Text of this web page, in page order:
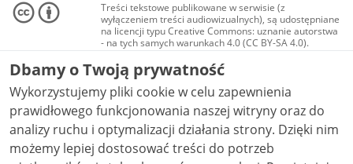
Treści tekstowe publikowane w serwisie (z
wyłączeniem treści audiowizualnych), są udostępniane
na licencji typu Creative Commons: uznanie autorstwa
- na tych samych warunkach 4.0 (CC BY-SA 4.0).
Materiały audiowizualne, w tym zdjęcia, materiały
audio i wideo, są udostępniane na licencji typu
Creative Commons: uznanie autorstwa użycie
niekomercyjne - bez utworów zależnych 4.0 (CC BY-
NC-ND 4.0), o ile nie jest to stwierdzone inaczej.
Dbamy o Twoją prywatność
Wykorzystujemy pliki cookie w celu zapewnienia
prawidłowego funkcjonowania naszej witryny oraz do
analizy ruchu i optymalizacji działania strony. Dzięki nim
możemy lepiej dostosować treści do potrzeb